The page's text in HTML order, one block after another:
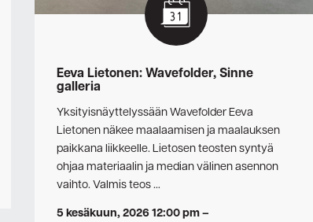
Eeva Lietonen: Wavefolder, Sinne
galleria
Yksityisnäyttelyssään Wavefolder Eeva
Lietonen näkee maalaamisen ja maalauksen
paikkana liikkeelle. Lietosen teosten syntyä
ohjaa materiaalin ja median välinen asennon
vaihto. Valmis teos …
5 kesäkuun, 2026 12:00 pm–